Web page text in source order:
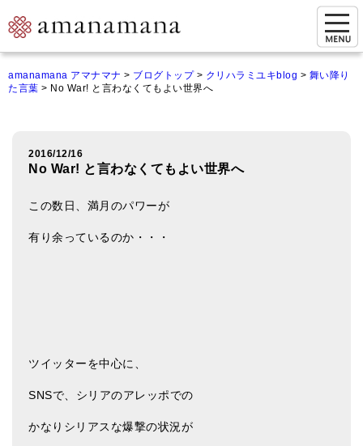
ご来店&購入
オンライン相談&購入
シンギングボウル講座
商品一覧
アマナマナのシンギングボウル
チベット・シンギングボウル
amanamana アマナマナ > ブログトップ> クリハラミユキblog > 舞い降り
た言葉 > No War! と言わなくてもよい世界へ
2016/12/16
No War! と言わなくてもよい世界へ
この数日、満月のパワーが
有り余っているのか・・・
ツイッターを中心に、
SNSで、シリアのアレッポでの
かなりシリアスな爆撃の状況が